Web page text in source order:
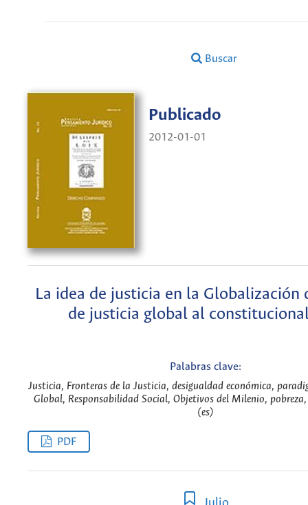
Buscar
Publicado
2012-01-01
La idea de justicia en la Globalización
de justicia global al
Palabras clave:
Justicia, Fronteras de la Justicia, desigualdad económica,
Global, Responsabilidad Social, Objetivos del Milenio,
(es)
PDF